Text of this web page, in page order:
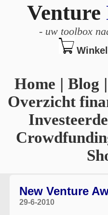
Venture
- uw toolbox
Home | Blog |
Overzicht
New Venture
29-6-2010